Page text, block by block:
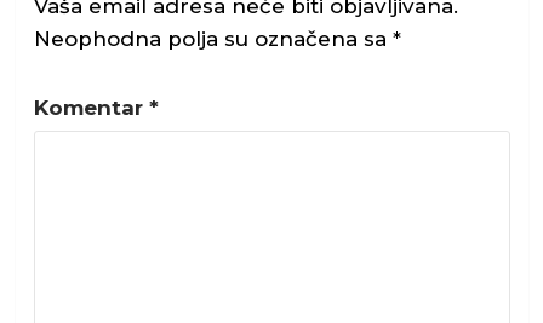
Vaša email adresa neće biti objavljivana.
Neophodna polja su označena sa *
Komentar *